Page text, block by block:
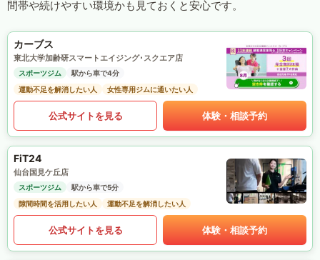
間帯や続けやすい環境かも見ておくと安心です。
カーブス
東北大学加齢研スマートエイジング･スクエア店
スポーツジム
駅から車で4分
運動不足を解消したい人
女性専用ジムに通いたい人
公式サイトを見る 体験・相談予約
FiT24
仙台国見ケ丘店
スポーツジム
駅から車で5分
隙間時間を活用したい人
運動不足を解消したい人
公式サイトを見る 体験・相談予約